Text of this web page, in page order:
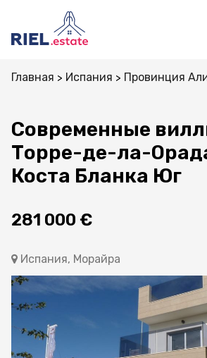
Главная Испания Провинция
Современные
Торре-де-ла-
Коста Бланка Юг
281 000 €
Испания, Морайра